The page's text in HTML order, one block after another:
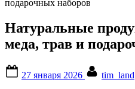
Натуральные
меда, трав и
on
27 января 2026
tim_land